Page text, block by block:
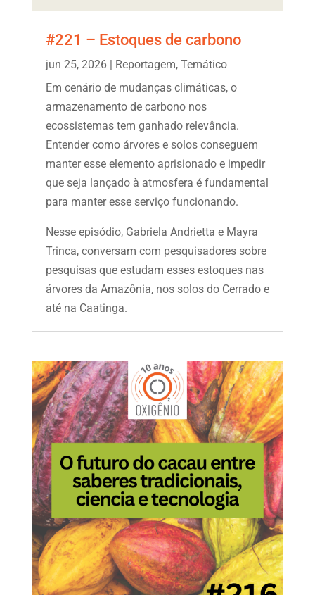
#221 – Estoques de carbono
jun 25, 2026| Reportagem, Temático
Em cenário de mudanças climáticas, o
armazenamento de carbono nos
ecossistemas tem ganhado relevância.
Entender como árvores e solos conseguem
manter esse elemento aprisionado e impedir
que seja lançado à atmosfera é fundamental
para manter esse serviço funcionando.
Nesse episódio, Gabriela Andrietta e Mayra
Trinca, conversam com pesquisadores sobre
pesquisas que estudam esses estoques nas
árvores da Amazônia, nos solos do Cerrado e
até na Caatinga.